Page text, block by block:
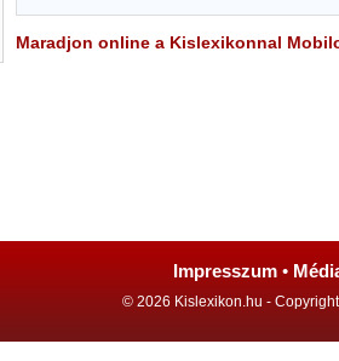
Maradjon online a Kislexikonnal
Impresszum •
© 2026 Kislexikon.hu -